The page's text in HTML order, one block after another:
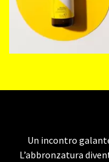
Un incontro
L’abbronzatura